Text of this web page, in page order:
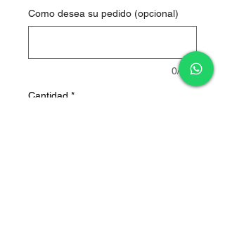
Como desea su pedido (opcional)
0/500
Cantidad *